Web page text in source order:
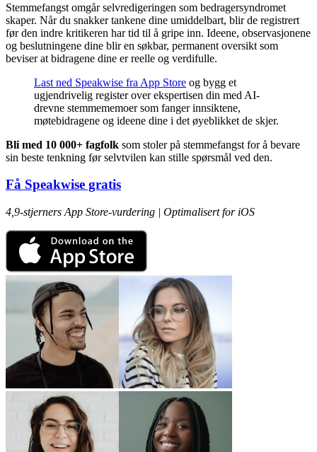
Stemmefangst omgår selvredigeringen som bedragersyndromet
skaper. Når du snakker tankene dine umiddelbart, blir de registrert
før den indre kritikeren har tid til å gripe inn. Ideene, observasjonene
og beslutningene dine blir en søkbar, permanent oversikt som
beviser at bidragene dine er reelle og verdifulle.
Last ned Speakwise fra App Store og bygg et
ugjendrivelig register over ekspertisen din med AI-
drevne stemmememoer som fanger innsiktene,
møtebidragene og ideene dine i det øyeblikket de skjer.
Bli med 10 000+ fagfolk som stoler på stemmefangst for å bevare
sin beste tenkning før selvtvilen kan stille spørsmål ved den.
Få Speakwise gratis
4,9-stjerners App Store-vurdering | Optimalisert for iOS